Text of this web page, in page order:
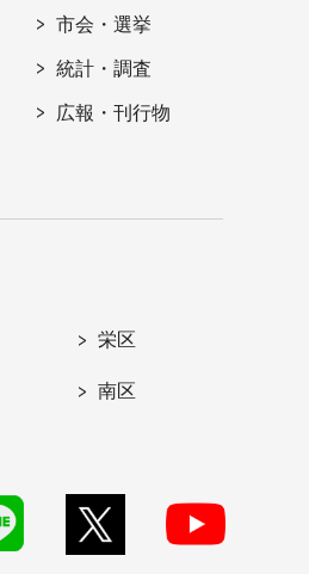
市会・選挙
統計・調査
広報・刊行物
栄区
南区